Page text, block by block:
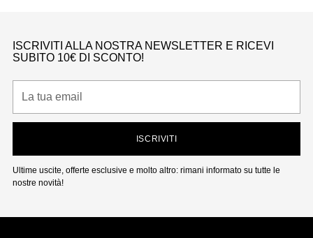
ISCRIVITI ALLA NOSTRA NEWSLETTER E RICEVI
SUBITO 10€ DI SCONTO!
tua
email
ISCRIVITI
Ultime uscite, offerte esclusive e molto altro: rimani informato su tutte le
nostre novità!